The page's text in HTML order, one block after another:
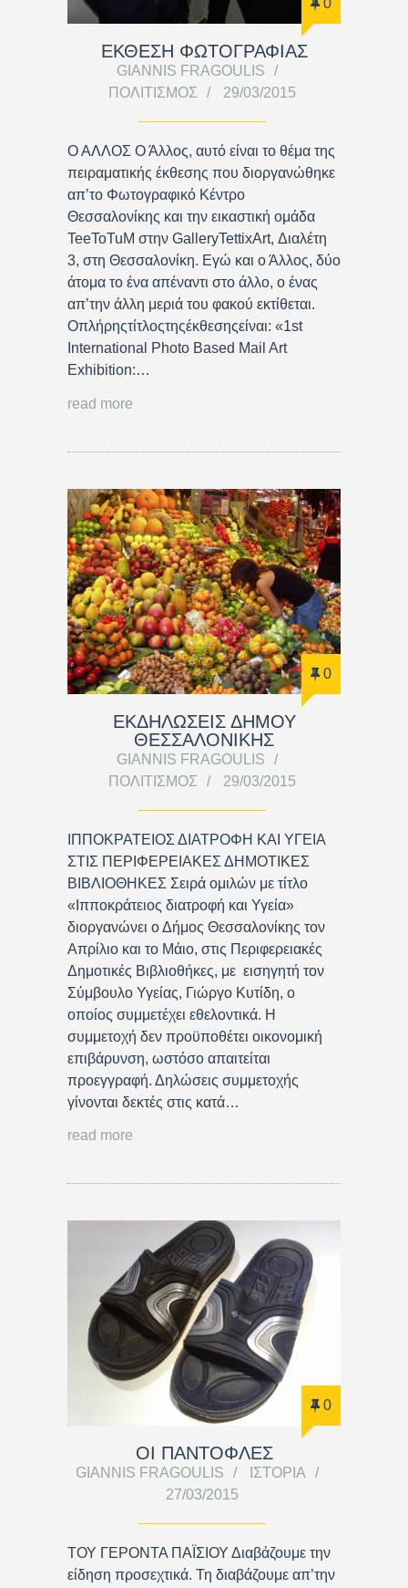
0
ΕΚΘΕΣΗ ΦΩΤΟΓΡΑΦΙΑΣ
GIANNIS FRAGOULIS
ΠΟΛΙΤΙΣΜΌΣ
29/03/2015
Ο ΑΛΛΟΣ Ο Άλλος, αυτό είναι το θέμα της
πειραματικής έκθεσης που διοργανώθηκε
απ’το Φωτογραφικό Κέντρο
Θεσσαλονίκης και την εικαστική ομάδα
TeeToTuM στην GalleryTettixArt, Διαλέτη
3, στη Θεσσαλονίκη. Εγώ και ο Άλλος, δύο
άτομα το ένα απέναντι στο άλλο, ο ένας
απ’την άλλη μεριά του φακού εκτίθεται.
Οπλήρηςτίτλοςτηςέκθεσηςείναι: «1st
International Photo Based Mail Art
Exhibition:…
read more
0
ΕΚΔΗΛΩΣΕΙΣ ΔΗΜΟΥ
ΘΕΣΣΑΛΟΝΙΚΗΣ
GIANNIS FRAGOULIS
ΠΟΛΙΤΙΣΜΌΣ
29/03/2015
ΙΠΠΟΚΡΑΤΕΙΟΣ ΔΙΑΤΡΟΦΗ ΚΑΙ ΥΓΕΙΑ
ΣΤΙΣ ΠΕΡΙΦΕΡΕΙΑΚΕΣ ΔΗΜΟΤΙΚΕΣ
ΒΙΒΛΙΟΘΗΚΕΣ Σειρά ομιλών με τίτλο
«Ιπποκράτειος διατροφή και Υγεία»
διοργανώνει ο Δήμος Θεσσαλονίκης τον
Απρίλιο και το Μάιο, στις Περιφερειακές
Δημοτικές Βιβλιοθήκες, με εισηγητή τον
Σύμβουλο Υγείας, Γιώργο Κυτίδη, ο
οποίος συμμετέχει εθελοντικά. Η
συμμετοχή δεν προϋποθέτει οικονομική
επιβάρυνση, ωστόσο απαιτείται
προεγγραφή. Δηλώσεις συμμετοχής
γίνονται δεκτές στις κατά…
read more
0
ΟΙ ΠΑΝΤΟΦΛΕΣ
GIANNIS FRAGOULIS
ΙΣΤΟΡΊΑ
27/03/2015
ΤΟΥ ΓΕΡΟΝΤΑ ΠΑΪΣΙΟΥ Διαβάζουμε την
είδηση προσεχτικά. Τη διαβάζουμε απ’την